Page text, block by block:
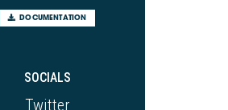
DOCUMENTATION
SOCIALS
Twitter